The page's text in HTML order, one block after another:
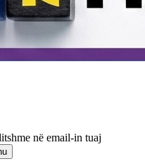
në email-in tuaj